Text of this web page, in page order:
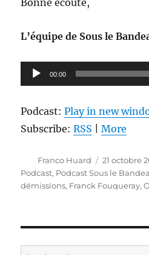
L’équipe de Sous le
Lecteur
audio
00:00
Podcast:Play in new
Subscribe:RSS |More
Auteur
Franco Huard
Publié
le
21 octobre
Podcast, Podcast Sous le
démissions, Franck Fouqueray,